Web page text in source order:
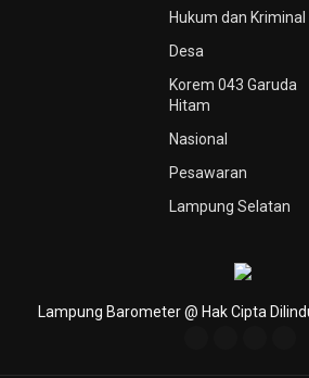
Hukum dan Kriminal
Desa
Korem 043 Garuda
Hitam
Nasional
Pesawaran
Lampung Selatan
Lampung Barometer @ Hak Cipta